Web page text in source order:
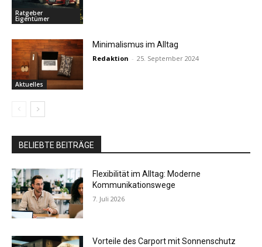
Ratgeber
Eigentümer
Aktuelles
Minimalismus im Alltag
Redaktion - 25. September 2024
BELIEBTE BEITRÄGE
Flexibilität im Alltag: Moderne
Kommunikationswege
7. Juli 2026
Vorteile des Carport mit Sonnenschutz